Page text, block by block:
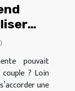
pouvait
? Loin
une